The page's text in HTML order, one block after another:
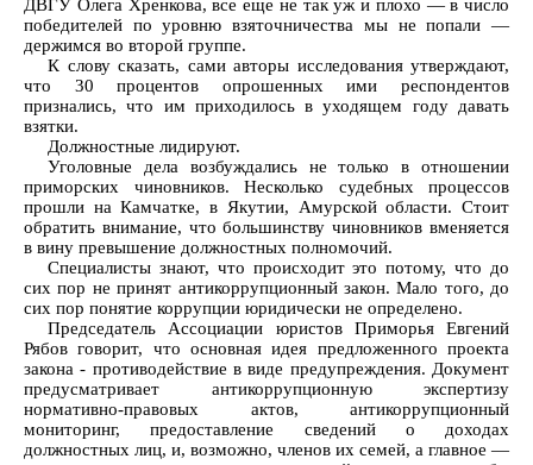
ДВГУ Олега Хренкова, все еще не так уж и плохо — в число
победителей по уровню взяточничества мы не попали —
держимся во второй группе.
К слову сказать, сами авторы исследования утверждают,
что 30 процентов опрошенных ими респондентов
признались, что им приходилось в уходящем году давать
взятки.
Должностные лидируют.
Уголовные дела возбуждались не только в отношении
приморских чиновников. Несколько судебных процессов
прошли на Камчатке, в Якутии, Амурской области. Стоит
обратить внимание, что большинству чиновников вменяется
в вину превышение должностных полномочий.
Специалисты знают, что происходит это потому, что до
сих пор не принят антикоррупционный закон. Мало того, до
сих пор понятие коррупции юридически не определено.
Председатель Ассоциации юристов Приморья Евгений
Рябов говорит, что основная идея предложенного проекта
закона - противодействие в виде предупреждения. Документ
предусматривает антикоррупционную экспертизу
нормативно-правовых актов, антикоррупционный
мониторинг, предоставление сведений о доходах
должностных лиц, и, возможно, членов их семей, а главное —